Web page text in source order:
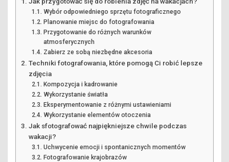
Wybór odpowiedniego sprzętu fotograficznego
Planowanie miejsc do fotografowania
Przygotowanie do różnych warunków
atmosferycznych
Zabierz ze sobą niezbędne akcesoria
Techniki fotografowania, które pomogą Ci robić lepsze
zdjęcia
Kompozycja i kadrowanie
Wykorzystanie światła
Eksperymentowanie z różnymi ustawieniami
Wykorzystanie elementów otoczenia
Jak sfotografować najpiękniejsze chwile podczas
wakacji?
Uchwycenie emocji i spontanicznych momentów
Fotografowanie krajobrazów